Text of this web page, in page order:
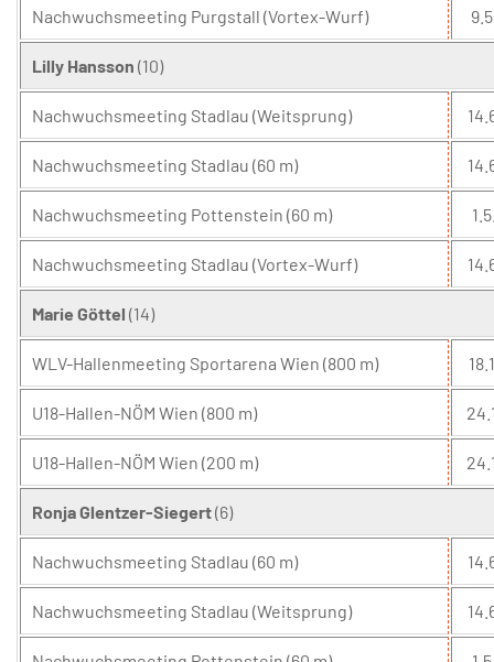
Nachwuchsmeeting Purgstall (Vortex-Wurf)
Lilly Hansson (10)
Nachwuchsmeeting Stadlau (Weitsprung)
Nachwuchsmeeting Stadlau (60 m)
Nachwuchsmeeting Pottenstein (60 m)
Nachwuchsmeeting Stadlau (Vortex-Wurf)
Marie Göttel (14)
WLV-Hallenmeeting Sportarena Wien (800 m)
U18-Hallen-NÖM Wien (800 m)
U18-Hallen-NÖM Wien (200 m)
Ronja Glentzer-Siegert(6)
Nachwuchsmeeting Stadlau (60 m)
Nachwuchsmeeting Stadlau (Weitsprung)